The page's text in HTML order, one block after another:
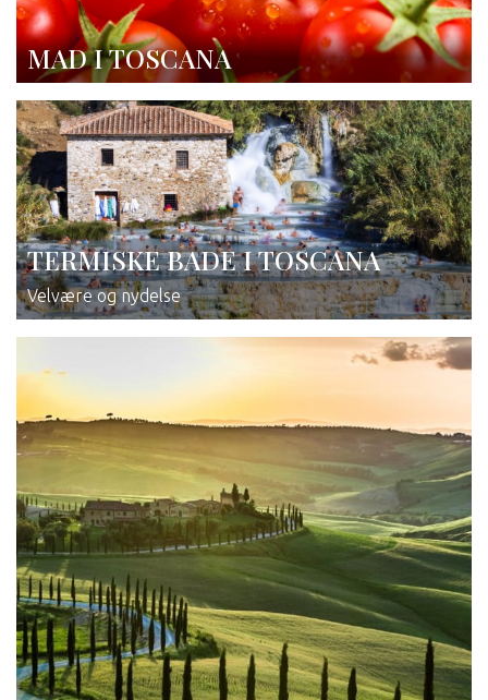
MAD I TOSCANA
TERMISKE BADE I TOSCANA
Velvære og nydelse